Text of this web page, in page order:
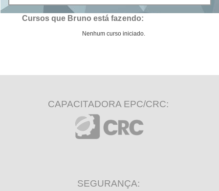
Cursos que Bruno está fazendo:
Nenhum curso iniciado.
CAPACITADORA EPC/CRC:
SEGURANÇA: